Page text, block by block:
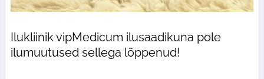
Ilukliinik vipMedicum ilusaadikuna pole
ilumuutused sellega lõppenud!